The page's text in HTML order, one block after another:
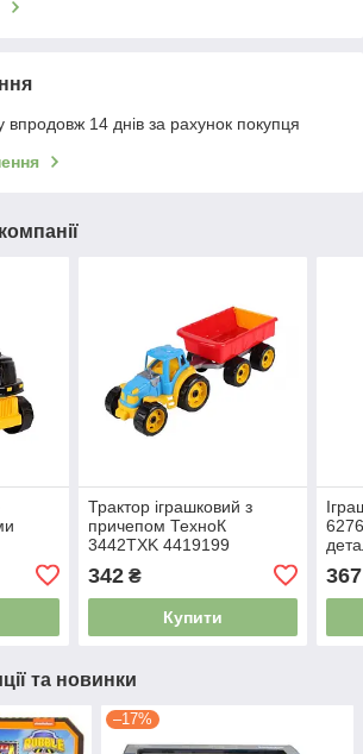
14 днів за рахунок покупця
Трактор іграшковий з
причепом ТехноК
3442TXK 4419199
342₴
Купити
367
та новинки
–17%